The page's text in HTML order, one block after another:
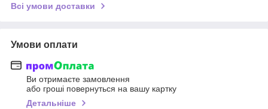
Всі умови доставки
Умови оплати
Ви отримаєте замовлення
або гроші повернуться на вашу картку
Детальніше